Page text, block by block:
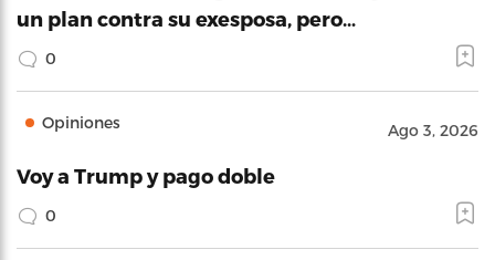
un plan contra su exesposa, pero…
0
Opiniones Ago 3, 2026
Voy a Trump y pago doble
0